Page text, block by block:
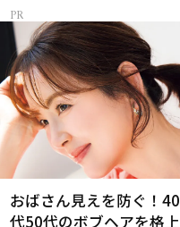
おばさん見えを防ぐ！40
代50代のボブヘアを格上